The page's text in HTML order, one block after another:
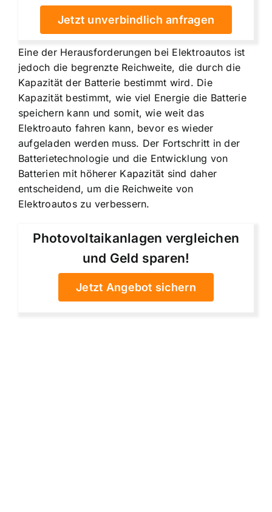
Jetzt unverbindlich anfragen
Eine der Herausforderungen bei Elektroautos ist
jedoch die begrenzte Reichweite, die durch die
Kapazität der Batterie bestimmt wird. Die
Kapazität bestimmt, wie viel Energie die Batterie
speichern kann und somit, wie weit das
Elektroauto fahren kann, bevor es wieder
aufgeladen werden muss. Der Fortschritt in der
Batterietechnologie und die Entwicklung von
Batterien mit höherer Kapazität sind daher
entscheidend, um die Reichweite von
Elektroautos zu verbessern.
Photovoltaikanlagen vergleichen
und Geld sparen!
Jetzt Angebot sichern